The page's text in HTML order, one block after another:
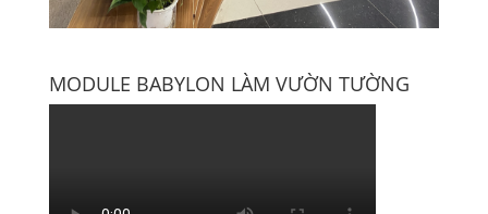
MODULE BABYLON LÀM VƯỜN TƯỜNG